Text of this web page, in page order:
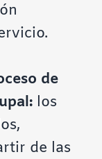
de
los
de las